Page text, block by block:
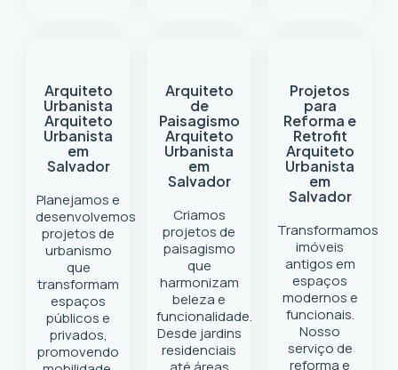
Arquiteto
Urbanista
Arquiteto
Urbanista
em
Salvador
Planejamos e
desenvolvemos
projetos de
urbanismo
que
transformam
espaços
públicos e
privados,
promovendo
Arquiteto
de
Paisagismo
Arquiteto
Urbanista
em
Salvador
Criamos
projetos de
paisagismo
que
harmonizam
beleza e
funcionalidade.
Desde jardins
residenciais
Projetos
para
Reforma e
Retrofit
Arquiteto
Urbanista
em
Salvador
Transformamos
imóveis
antigos em
espaços
modernos e
funcionais.
Nosso
serviço de
reforma e